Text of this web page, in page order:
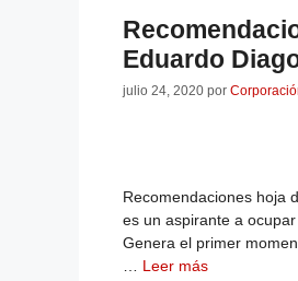
Eduardo
julio 24, 2020 por
Recomendaciones hoja
es un aspirante a
Genera el primer
… Leer más